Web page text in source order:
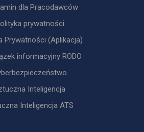
dla Pracodawców
prywatności
Prywatności (Aplikacja)
informacyjny RODO
Inteligencja
Inteligencja ATS